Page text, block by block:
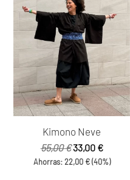
Kimono Neve
55,00€El
precio
33,00 €El
precio
Ahorras: 22,00 € (40%)